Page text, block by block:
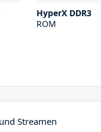
HyperX DDR3
ROM
Streamen